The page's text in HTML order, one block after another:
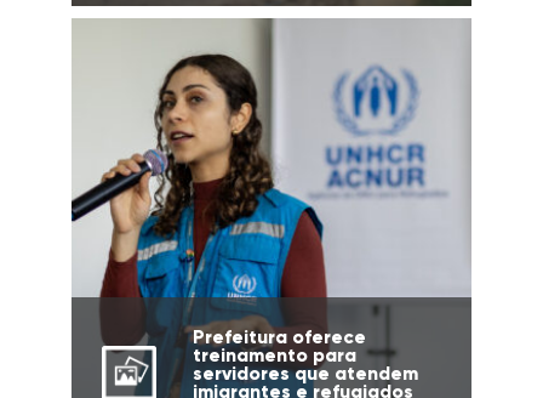
Prefeitura oferece
treinamento para
servidores que atendem
imigrantes e refugiados